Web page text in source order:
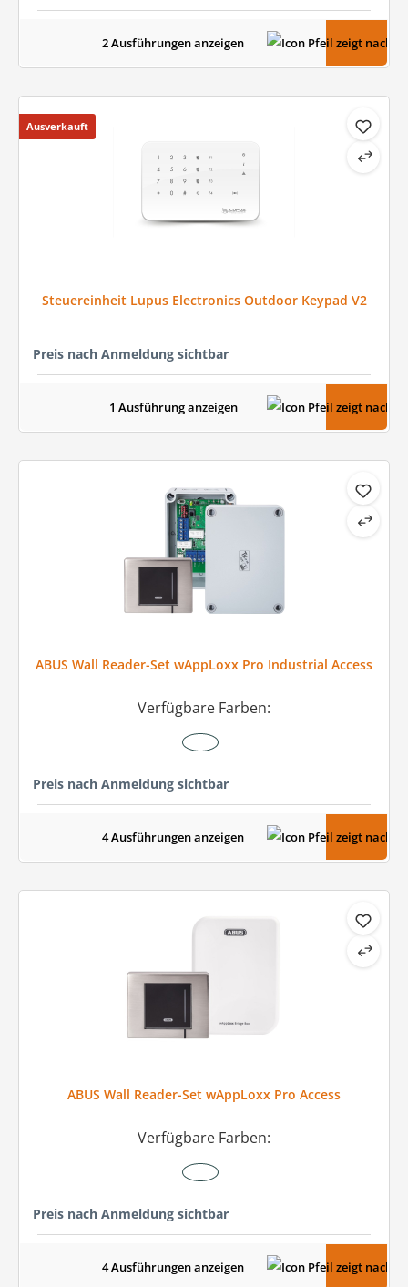
2 Ausführungen anzeigen
Ausverkauft
Steuereinheit Lupus Electronics Outdoor Keypad V2
Preis nach Anmeldung sichtbar
1 Ausführung anzeigen
ABUS Wall Reader-Set wAppLoxx Pro Industrial Access
Verfügbare Farben:
Preis nach Anmeldung sichtbar
4 Ausführungen anzeigen
ABUS Wall Reader-Set wAppLoxx Pro Access
Verfügbare Farben:
Preis nach Anmeldung sichtbar
4 Ausführungen anzeigen